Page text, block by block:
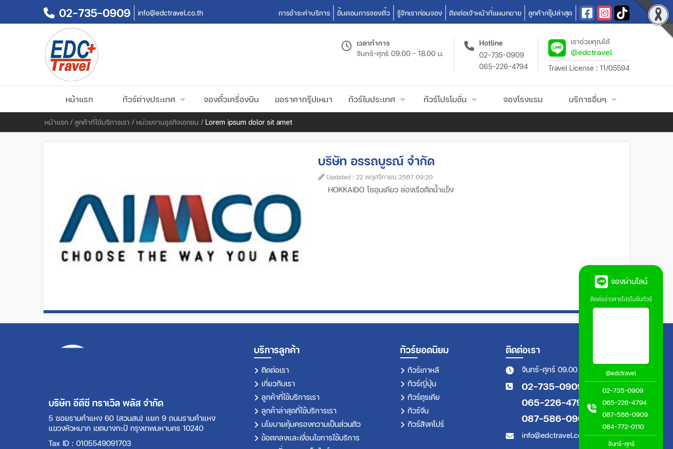
02-735-0909 info@edctravel.co.th การชำระค่าบริการ ขั้นตอนการจองตั๋ว รู้จักเราก่อนจอง ติดต่อเจ้าหน้าที่แผนกขาย ลูกค้ากรุ๊ปล่าสุด
เวลาทำการ
จันทร์-ศุกร์ 09.00 - 18.00 น.
Hotline
02-735-0909
065-226-4794
เราช่วยคุณได้
@edctravel
Travel License : 11/05594
หน้าแรก ทัวร์ต่างประเทศ จองตั๋วเครื่องบิน ขอราคากรุ๊ปเหมา ทัวร์ในประเทศ ทัวร์โปรโมชั่น จองโรงแรม บริการอื่นๆ
หน้าแรก / ลูกค้าที่ใช้บริการเรา / หน่วยงานธุรกิจเอกชน / Lorem ipsum dolor sit amet
บริษัท อรรถบูรณ์ จํากัด
Updated : 22 พฤศจิกายน 2567 09:20
HOKKAIDO โซอุนเคียว ล่องเรือตัดน้ำแข็ง
บริษัท อีดีซี ทราเวิล พลัส จำกัด
5 ซอยรามคำแหง 60 (สวนสน) แยก 9 ถนนรามคำแหง
แขวงหัวหมาก เขตบางกะปิ กรุงเทพมหานคร 10240
Tax ID : 0105549091703
บริการลูกค้า
ติดต่อเรา
เกี่ยวกับเรา
ลูกค้าที่ใช้บริการเรา
ลูกค้าล่าสุดที่ใช้บริการเรา
นโยบายคุ้มครองความเป็นส่วนตัว
ข้อตกลงและเงื่อนไขการใช้บริการ
ทัวร์ยอดนิยม
ทัวร์เกาหลี
ทัวร์ญี่ปุ่น
ทัวร์ตุรเคีย
ทัวร์จีน
ทัวร์สิงคโปร์
ติดต่อเรา
จันทร์-ศุกร์ 09.00 - 18.00 น.
02-735-0909
065-226-4794
087-586-0909
info@edctravel.co.th
จองผ่านไลน์
ติดต่อข่าวสารโปรโมชั่นทัวร์
@edctravel
02-735-0909
065-226-4794
087-586-0909
084-772-0110
จันทร์-ศุกร์